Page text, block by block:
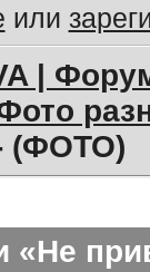
или
|
(ФОТО)
«Не